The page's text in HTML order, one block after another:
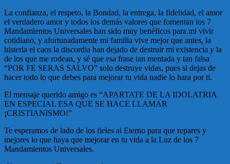
La confianza, el respeto, la Bondad, la entrega, la fidelidad, el amor
el verdadero amor y todos los demás valores que fomentan los 7
Mandamientos Universales han sido muy benéficos para mi vivir
cotidiano, y afortunadamente mi familia vive mejor que antes, la
histeria el caos la discordia han dejado de destruir mi existencia y la
de los que me rodean, y sé que esa frase tan mentada y tan falsa
“POR FE SERAS SALVO” solo destruye vidas, pues si dejas de
hacer todo lo que debes para mejorar tu vida nadie lo hara por ti.
El mensaje querido amigo es “APARTATE DE LA IDOLATRIA
EN ESPECIAL ESA QUE SE HACE LLAMAR
¡CRISTIANISMO!”
Te esperamos de lado de los fieles al Eterno para que repares y
mejores lo que haya que mejorar en tu vida a la Luz de los 7
Mandamientos Universales.